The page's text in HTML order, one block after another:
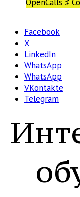
Facebook
X
LinkedIn
WhatsApp
WhatsApp
VKontakte
Telegram